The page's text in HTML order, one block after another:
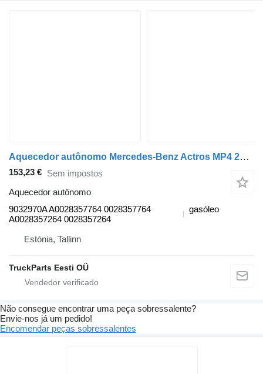
Aquecedor autônomo Mercedes-Benz Actros MP4 2551 (01.12-) 9032970A para camião tractor Mercedes-Benz Actros MP4 Antos Arocs (2012-)
153,23 € Sem impostos
Aquecedor autônomo
9032970A A0028357764 0028357764
A0028357264 0028357264
gasóleo
Estónia, Tallinn
TruckParts Eesti OÜ
Não consegue encontrar uma peça sobressalente?
Envie-nos já um pedido!
Encomendar peças sobressalentes